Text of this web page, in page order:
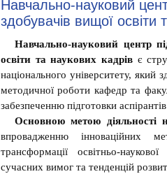
Навчально-науковий
здобувачів вищої освіти
Навчально-науковий центр
освіти та наукових кадрів є
національного університету, який
методичної роботи кафедр та
забезпеченню підготовки
Основною метою діяльності
впровадженню інноваційних
трансформації освітньо-
сучасних вимог та тенденцій